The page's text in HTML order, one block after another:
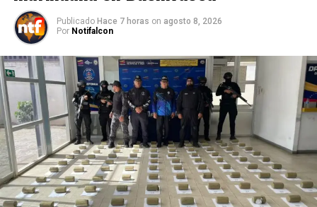
Publicado Hace 7 horas on agosto 8, 2026
Por Notifalcon